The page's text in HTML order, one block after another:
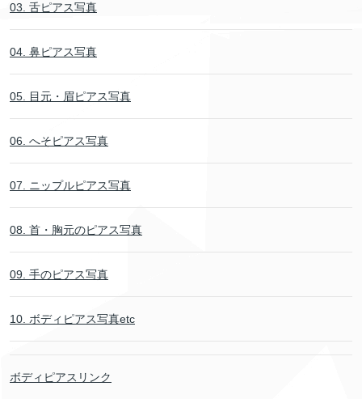
03. 舌ピアス写真
04. 鼻ピアス写真
05. 目元・眉ピアス写真
06. へそピアス写真
07. ニップルピアス写真
08. 首・胸元のピアス写真
09. 手のピアス写真
10. ボディピアス写真etc
ボディピアスリンク